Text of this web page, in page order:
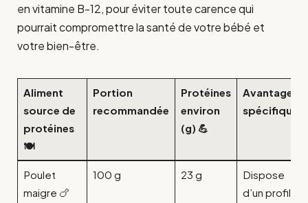
en vitamine B-12, pour éviter toute carence qui
pourrait compromettre la santé de votre bébé et
votre bien-être.
Aliment
source de
protéines
🍽️
Portion
recommandée
Protéines
environ
(g) 💪
Avantages
spécifiques
Poulet
maigre 🍗
100 g 23 g
Dispose
d’un profil